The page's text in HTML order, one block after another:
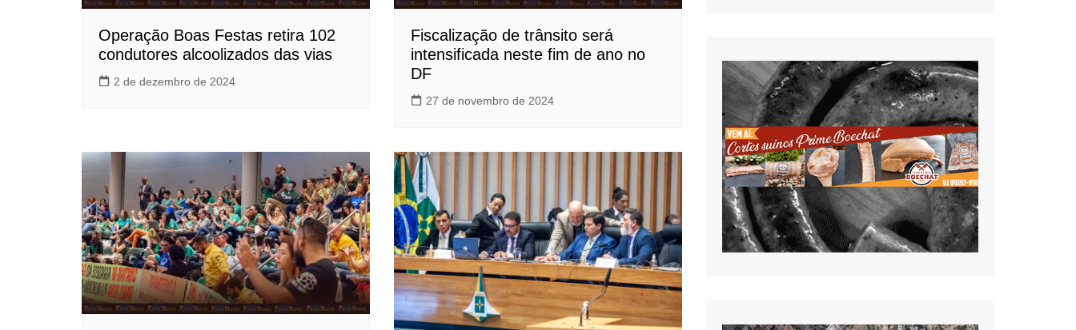
Operação Boas Festas retira 102
condutores alcoolizados das vias
2 de dezembro de 2024
Fiscalização de trânsito será
intensificada neste fim de ano no
DF
27 de novembro de 2024